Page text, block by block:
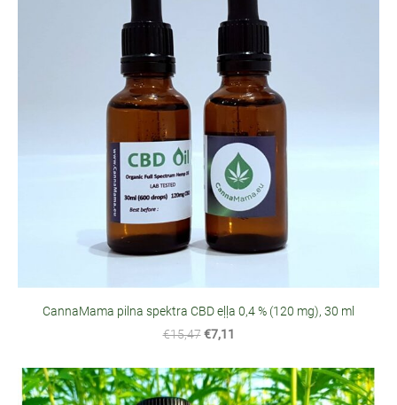
CannaMama pilna spektra CBD eļļa 0,4 % (120 mg), 30 ml
€15,47 €7,11